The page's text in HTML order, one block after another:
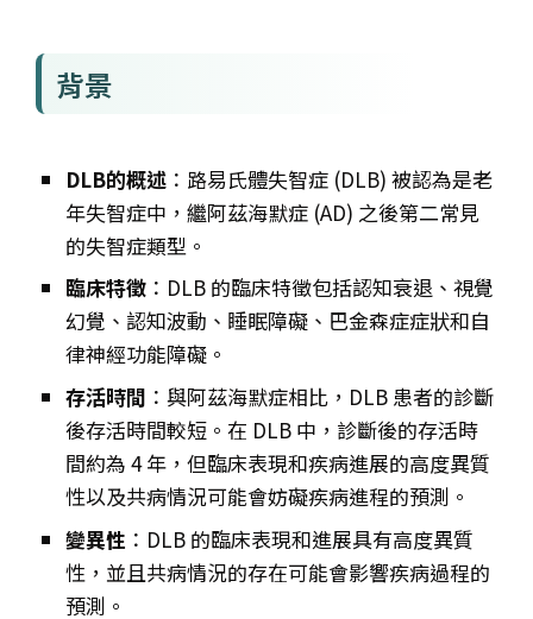
背景
DLB的概述 ：路易氏體失智症 (DLB) 被認為是老
年失智症中，繼阿茲海默症 (AD) 之後第二常見
的失智症類型。
臨床特徵 ：DLB 的臨床特徵包括認知衰退、視覺
幻覺、認知波動、睡眠障礙、巴金森症症狀和自
律神經功能障礙。
存活時間 ：與阿茲海默症相比，DLB 患者的診斷
後存活時間較短。在 DLB 中，診斷後的存活時
間約為 4 年，但臨床表現和疾病進展的高度異質
性以及共病情況可能會妨礙疾病進程的預測。
變異性 ：DLB 的臨床表現和進展具有高度異質
性，並且共病情況的存在可能會影響疾病過程的
預測。